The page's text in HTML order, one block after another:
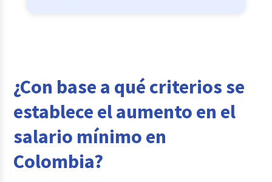
¿Con base a qué criterios se
establece el aumento en el
salario mínimo en
Colombia?